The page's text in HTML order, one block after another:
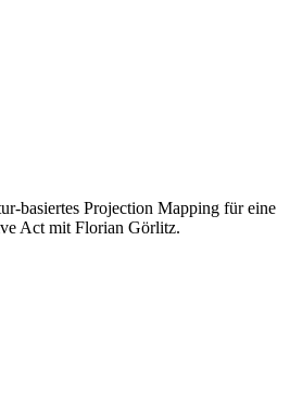
basiertes Projection Mapping für eine
Act mit Florian Görlitz.